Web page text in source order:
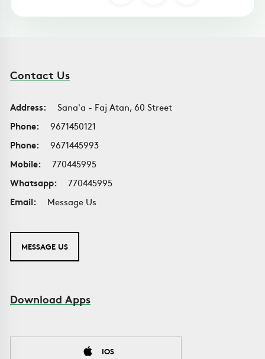
Contact Us
Address:
Sana'a - Faj Atan, 60 Street
Phone:
9671450121
Phone:
9671445993
Mobile:
770445995
Whatsapp:
770445995
Email:
Message Us
MESSAGE US
Download Apps
IOS